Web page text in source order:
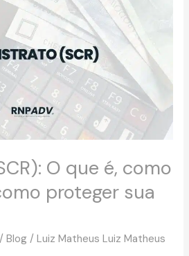
O que é, como
proteger sua
/Blog /Luiz Matheus Luiz Matheus